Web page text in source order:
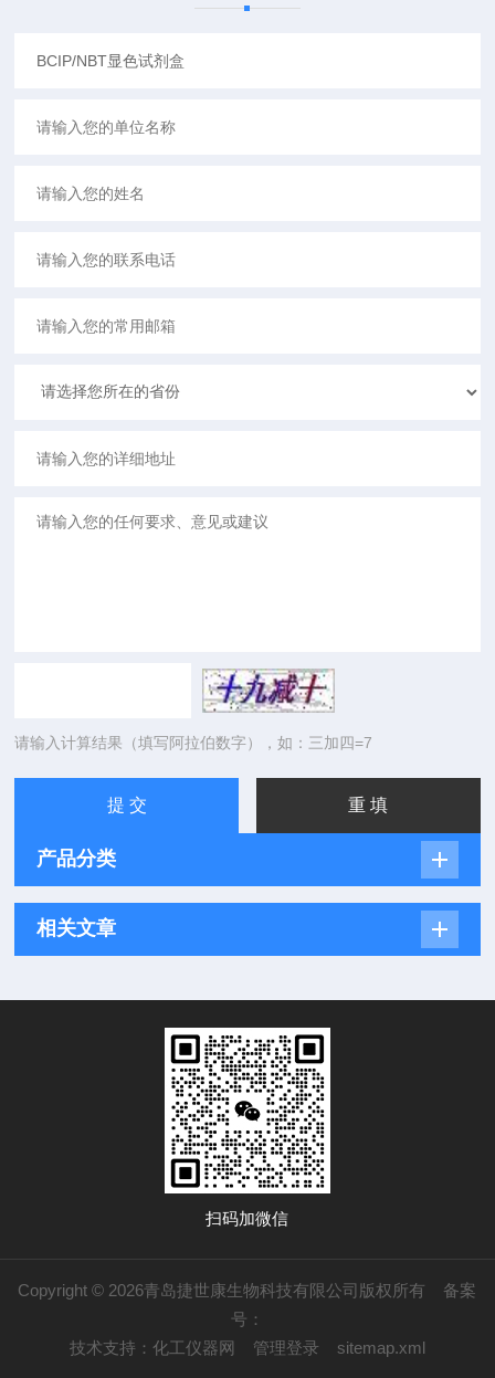
请输入计算结果（填写阿拉伯数字），如：三加四=7
产品分类
相关文章
扫码加微信
Copyright © 2026青岛捷世康生物科技有限公司版权所有 备案
号：
技术支持： 化工仪器网 管理登录 sitemap.xml